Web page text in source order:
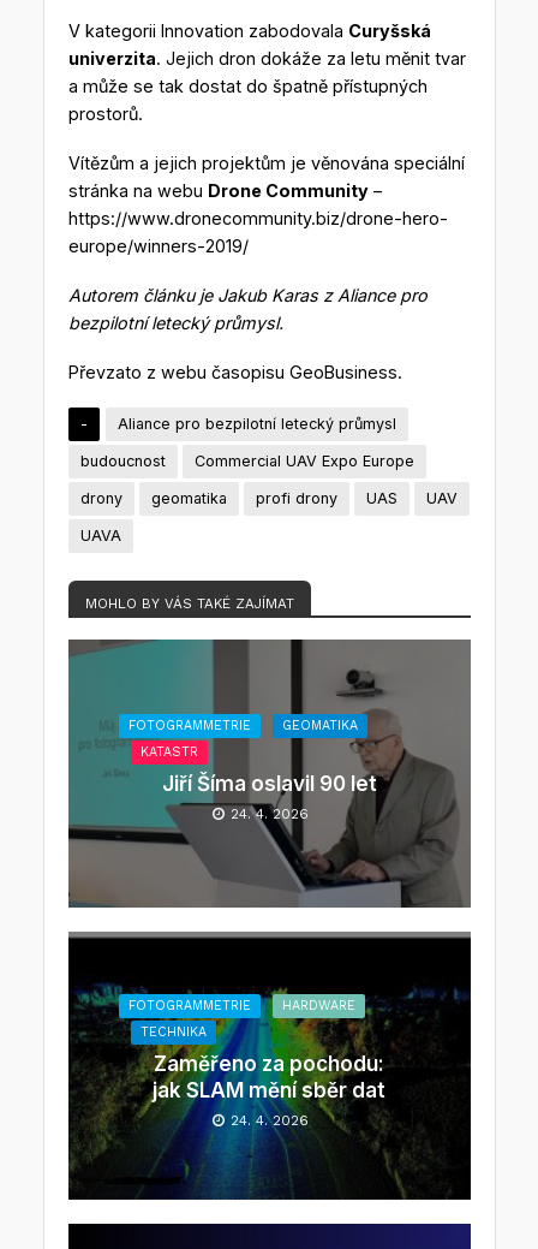
V kategorii Innovation zabodovala Curyšská
univerzita. Jejich dron dokáže za letu měnit tvar
a může se tak dostat do špatně přístupných
prostorů.
Vítězům a jejich projektům je věnována speciální
stránka na webu Drone Community–
https://www.dronecommunity.biz/drone-hero-
europe/winners-2019/
Autorem článku je Jakub Karas z Aliance pro
bezpilotní letecký průmysl.
Převzato z webu časopisu GeoBusiness.
- Aliance pro bezpilotní letecký průmysl
budoucnost Commercial UAV Expo Europe
drony geomatika profi drony UAS UAV
UAVA
MOHLO BY VÁS TAKÉ ZAJÍMAT
FOTOGRAMMETRIE
GEOMATIKA
KATASTR
Jiří Šíma oslavil 90 let
24. 4. 2026
FOTOGRAMMETRIE
HARDWARE
TECHNIKA
Zaměřeno za pochodu:
jak SLAM mění sběr dat
24. 4. 2026